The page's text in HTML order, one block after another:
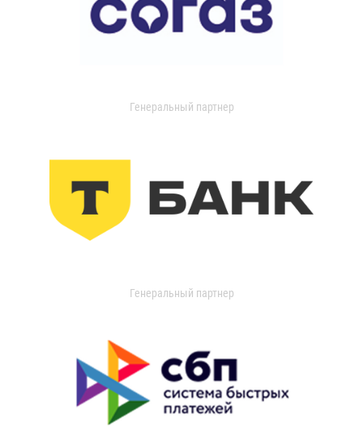
Генеральный партнер
Генеральный партнер